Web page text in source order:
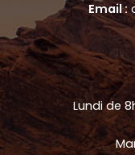
Email :
Lundi de